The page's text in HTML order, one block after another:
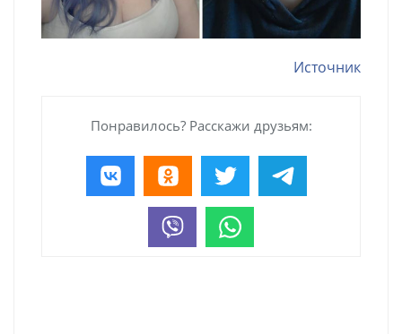
Источник
Понравилось? Расскажи друзьям: